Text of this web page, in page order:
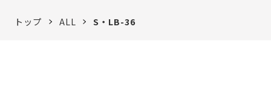
トップ ALL S・LB-36